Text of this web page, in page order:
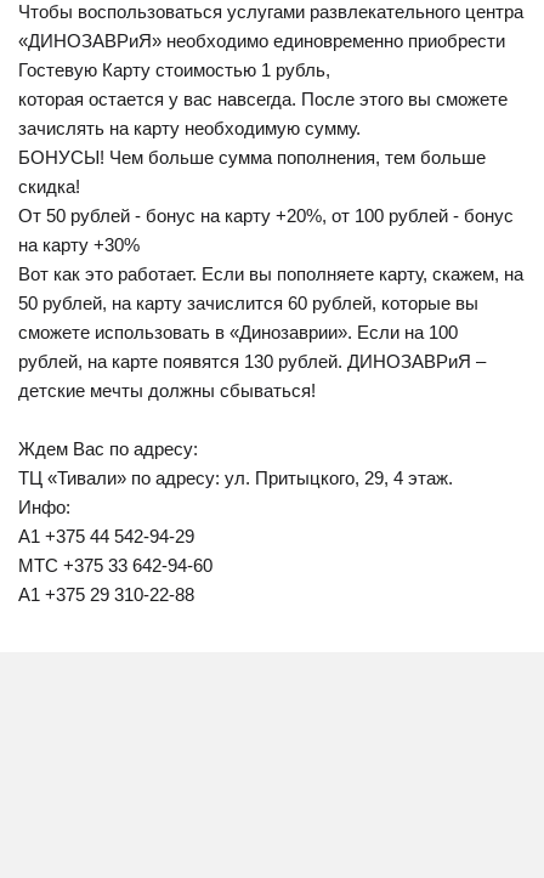
Чтобы воспользоваться услугами развлекательного центра
«ДИНОЗАВРиЯ» необходимо единовременно приобрести
Гостевую Карту стоимостью 1 рубль,
которая остается у вас навсегда. После этого вы сможете
зачислять на карту необходимую сумму.
БОНУСЫ! Чем больше сумма пополнения, тем больше
скидка!
От 50 рублей - бонус на карту +20%, от 100 рублей - бонус
на карту +30%
Вот как это работает. Если вы пополняете карту, скажем, на
50 рублей, на карту зачислится 60 рублей, которые вы
сможете использовать в «Динозаврии». Если на 100
рублей, на карте появятся 130 рублей. ДИНОЗАВРиЯ –
детские мечты должны сбываться!
Ждем Вас по адресу:
ТЦ «Тивали» по адресу: ул. Притыцкого, 29, 4 этаж.
Инфо:
A1 +375 44 542-94-29
МТС +375 33 642-94-60
A1 +375 29 310-22-88